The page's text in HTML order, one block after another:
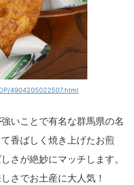
4904205022507.html
いことで有名な群馬県の名
香ばしく焼き上げたお煎
さが絶妙にマッチします。
さでお土産に大人気！